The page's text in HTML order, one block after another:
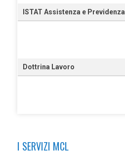
ISTAT Assistenza e Previdenza
Dottrina Lavoro
I SERVIZI MCL